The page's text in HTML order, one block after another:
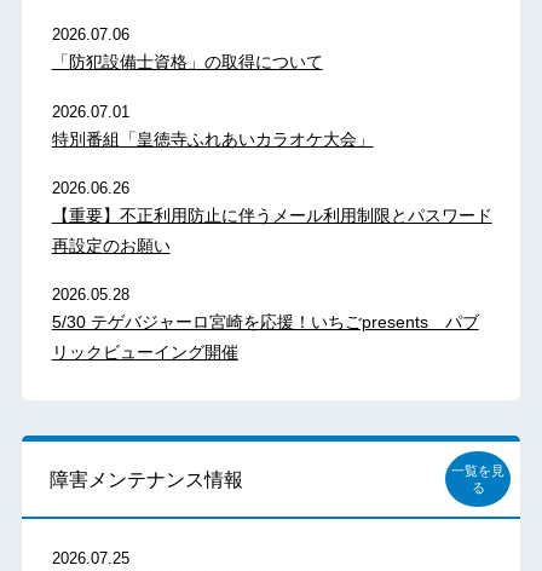
2026.07.06
「防犯設備士資格」の取得について
2026.07.01
特別番組「皇徳寺ふれあいカラオケ大会」
2026.06.26
【重要】不正利用防止に伴うメール利用制限とパスワード
再設定のお願い
2026.05.28
5/30 テゲバジャーロ宮崎を応援！いちごpresents パブ
リックビューイング開催
障害メンテナンス情報
一覧を見
る
2026.07.25